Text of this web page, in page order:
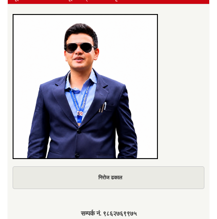
निरोज ढकाल
सम्पर्क नं. ९८६२७६९९७५